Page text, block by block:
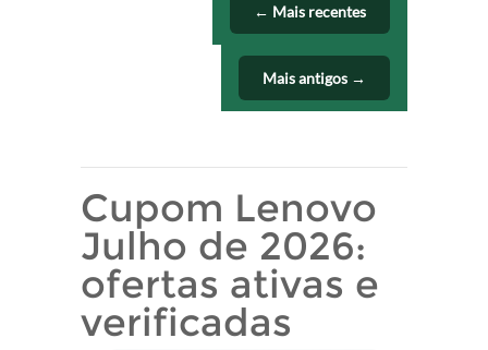
← Mais recentes
Mais antigos →
Cupom Lenovo
Julho de 2026:
ofertas ativas e
verificadas